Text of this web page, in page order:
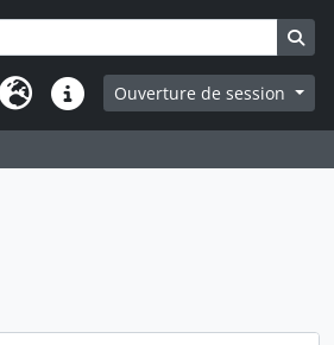
papier
LangueLiens rapidesOuverture de session